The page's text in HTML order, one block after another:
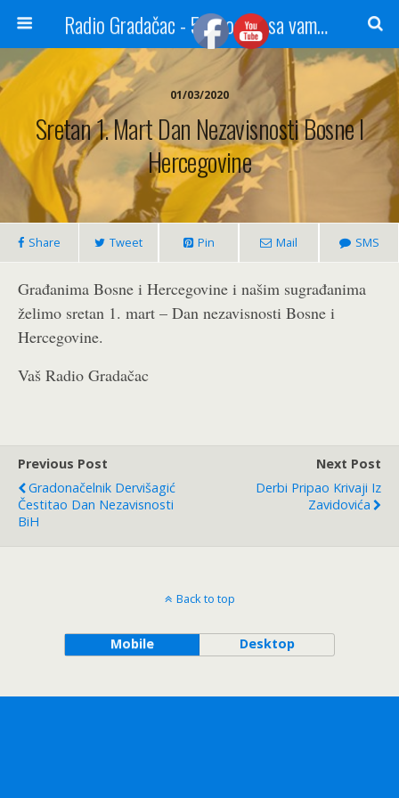
Radio Gradačac - 56 godina sa vama...
01/03/2020
Sretan 1. Mart Dan Nezavisnosti Bosne I
Hercegovine
Share Tweet Pin Mail SMS
Građanima Bosne i Hercegovine i našim sugrađanima
želimo sretan 1. mart – Dan nezavisnosti Bosne i
Hercegovine.
Vaš Radio Gradačac
Previous Post
Gradonačelnik Dervišagić
Čestitao Dan Nezavisnosti
BiH
Next Post
Derbi Pripao Krivaji Iz
Zavidovića
Back to top
Mobile Desktop